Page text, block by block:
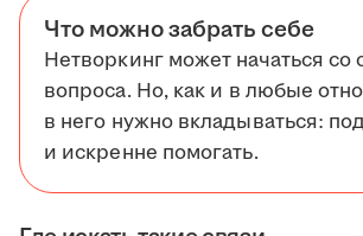
Что можно забрать себе
Нетворкинг может начаться со
вопроса. Но, как и в любые
в него нужно вкладываться:
и искренне помогать.